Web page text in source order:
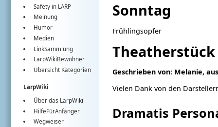
Safety in LARP
Meinung
Humor
Medien
LinkSammlung
LarpWikiBewohner
Übersicht Kategorien
LarpWiki
Über das LarpWiki
HilfeFürAnfänger
Wegweiser
Sonntag
Frühlingsopfer
Geschrieben von: Melanie,
Vielen Dank von den
Dramatis